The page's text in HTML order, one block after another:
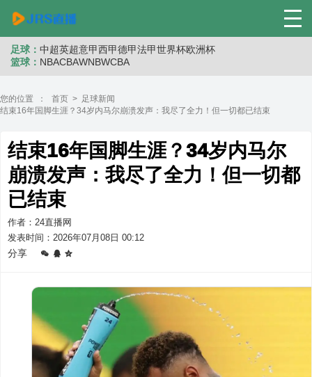
足球： 中超英超意甲西甲德甲法甲世界杯欧洲杯
篮球： NBACBAWNBWCBA
您的位置 ： 首页 > 足球新闻
结束16年国脚生涯？34岁内马尔崩溃发声：我尽了全力！但一切都已结束
结束16年国脚生涯？34岁内马尔
崩溃发声：我尽了全力！但一切都
已结束
作者：24直播网
发表时间：2026年07月08日 00:12
分享